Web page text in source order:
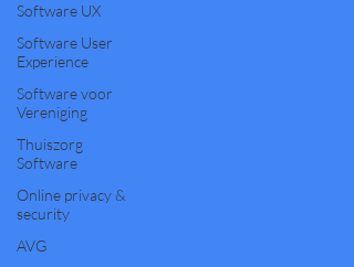
Software UX
Software User
Experience
Software voor
Vereniging
Thuiszorg
Software
Online privacy &
security
AVG